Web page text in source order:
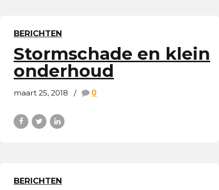
BERICHTEN
Stormschade en klein
onderhoud
maart 25, 2018 0
BERICHTEN